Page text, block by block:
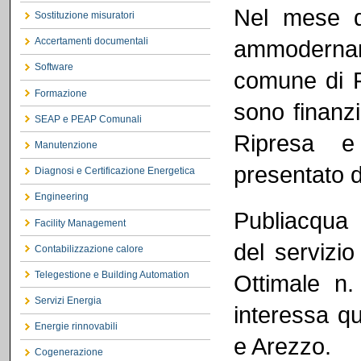
Sostituzione misuratori
Accertamenti documentali
Software
Formazione
SEAP e PEAP Comunali
Manutenzione
Diagnosi e Certificazione Energetica
Engineering
Facility Management
Contabilizzazione calore
Telegestione e Building Automation
Servizi Energia
Energie rinnovabili
Cogenerazione
Nel mese
comune di
sono
Ripresa
presentato
del
Ottimale
interessa
e Arezzo.